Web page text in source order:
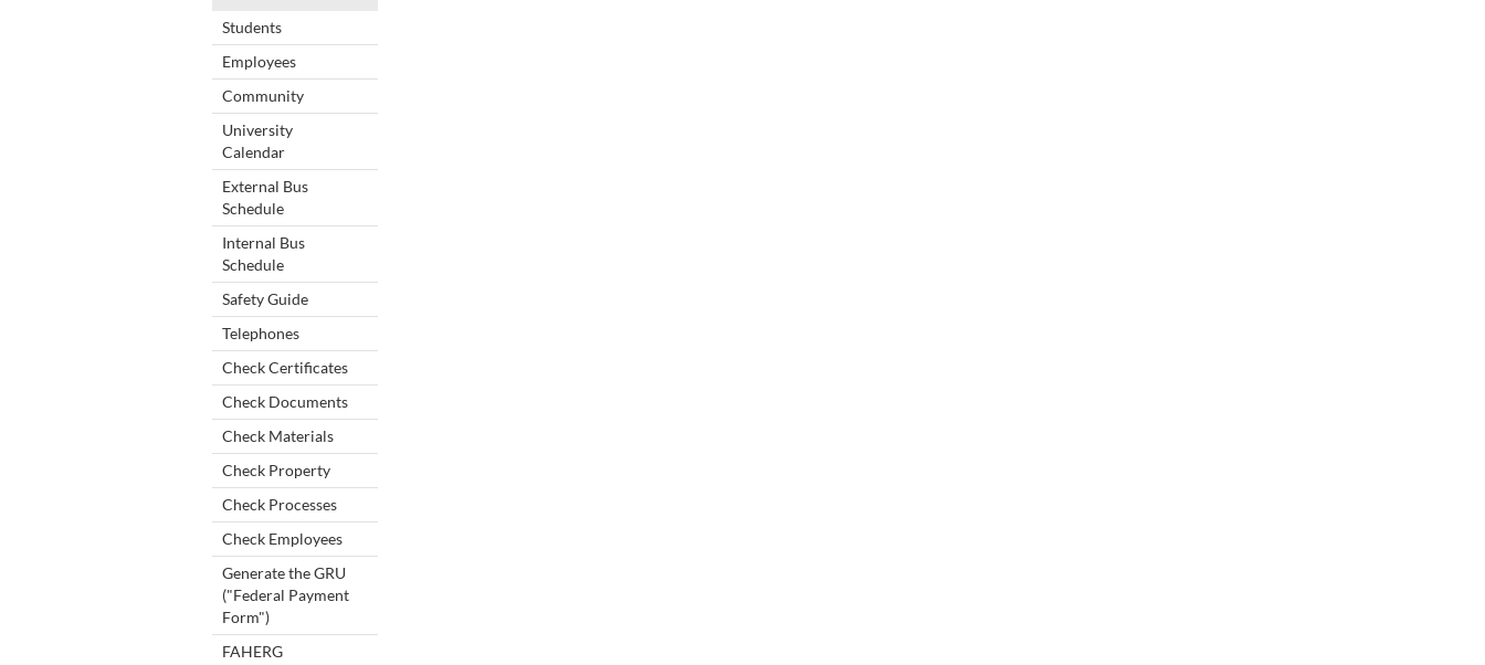
Students
Employees
Community
University
Calendar
External Bus
Schedule
Internal Bus
Schedule
Safety Guide
Telephones
Check Certificates
Check Documents
Check Materials
Check Property
Check Processes
Check Employees
Generate the GRU
("Federal Payment
Form")
FAHERG